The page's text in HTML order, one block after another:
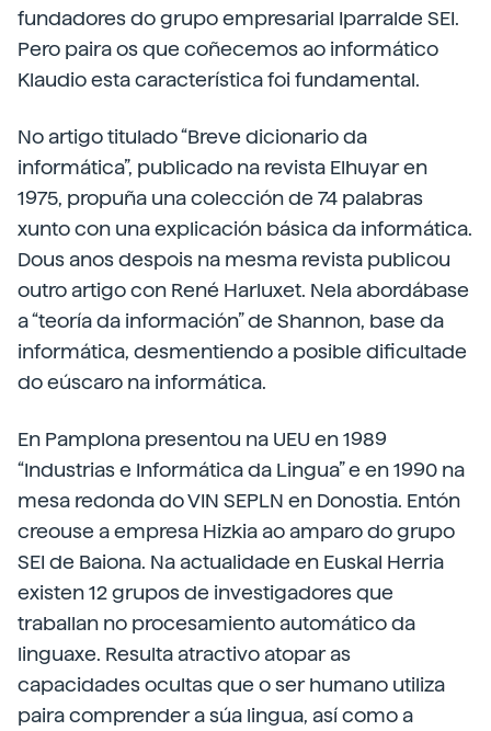
fundadores do grupo empresarial Iparralde SEI.
Pero paira os que coñecemos ao informático
Klaudio esta característica foi fundamental.
No artigo titulado “Breve dicionario da
informática”, publicado na revista Elhuyar en
1975, propuña una colección de 74 palabras
xunto con una explicación básica da informática.
Dous anos despois na mesma revista publicou
outro artigo con René Harluxet. Nela abordábase
a “teoría da información” de Shannon, base da
informática, desmentiendo a posible dificultade
do eúscaro na informática.
En Pamplona presentou na UEU en 1989
“Industrias e Informática da Lingua” e en 1990 na
mesa redonda do VIN SEPLN en Donostia. Entón
creouse a empresa Hizkia ao amparo do grupo
SEI de Baiona. Na actualidade en Euskal Herria
existen 12 grupos de investigadores que
traballan no procesamiento automático da
linguaxe. Resulta atractivo atopar as
capacidades ocultas que o ser humano utiliza
paira comprender a súa lingua, así como a